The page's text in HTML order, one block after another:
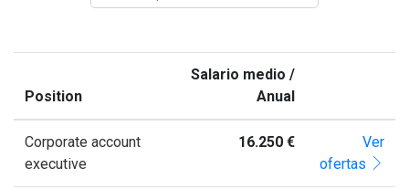
Position
Salario medio /
Anual
Corporate account
executive
16.250 €
Ver
ofertas